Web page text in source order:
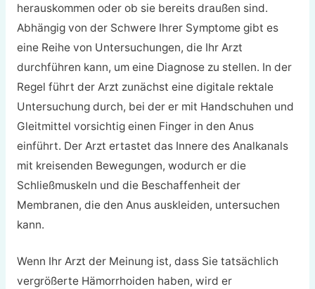
herauskommen oder ob sie bereits draußen sind.
Abhängig von der Schwere Ihrer Symptome gibt es
eine Reihe von Untersuchungen, die Ihr Arzt
durchführen kann, um eine Diagnose zu stellen. In der
Regel führt der Arzt zunächst eine digitale rektale
Untersuchung durch, bei der er mit Handschuhen und
Gleitmittel vorsichtig einen Finger in den Anus
einführt. Der Arzt ertastet das Innere des Analkanals
mit kreisenden Bewegungen, wodurch er die
Schließmuskeln und die Beschaffenheit der
Membranen, die den Anus auskleiden, untersuchen
kann.
Wenn Ihr Arzt der Meinung ist, dass Sie tatsächlich
vergrößerte Hämorrhoiden haben, wird er